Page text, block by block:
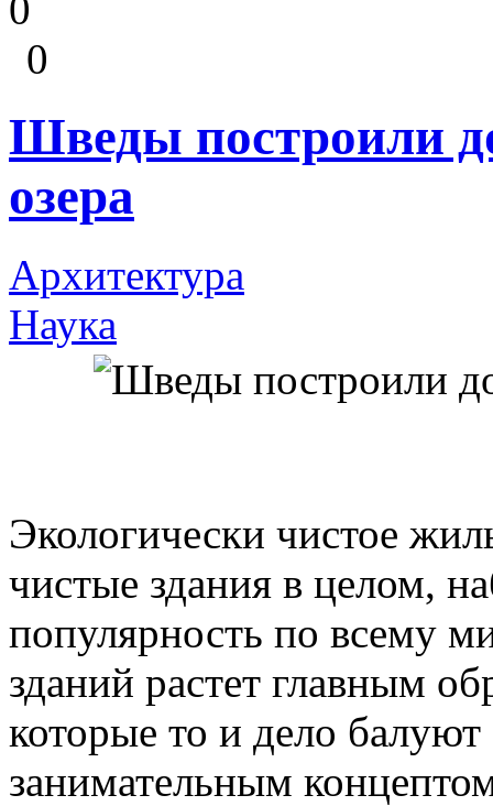
0
Шведы построили
озера
Архитектура
Наука
Экологически чистое
чистые здания в целом,
популярность по всему
зданий растет главным
которые то и дело
занимательным